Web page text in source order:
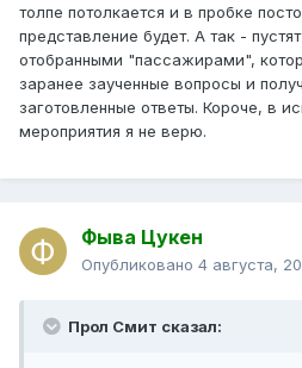
толпе потолкается и в пробке
представление будет. А так -
отобранными "пассажирами",
заранее заученные вопросы и
заготовленные ответы. Короче, в
мероприятия я не верю.
Фыва Цукен
Опубликовано 4 августа,
Прол Смит сказал: